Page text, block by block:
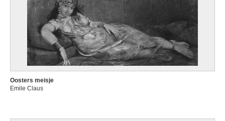
Oosters meisje
Emile Claus